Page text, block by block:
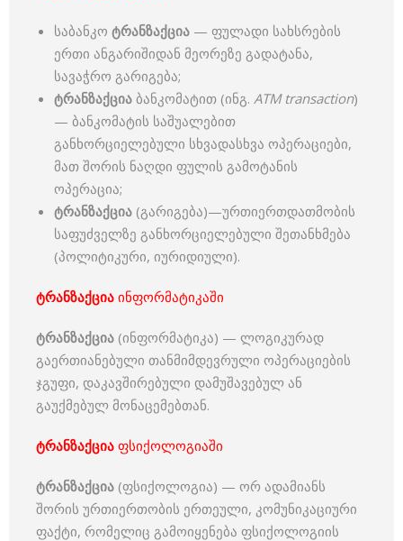
საბანკო ტრანზაქცია — ფულადი სახსრების
ერთი ანგარიშიდან მეორეზე გადატანა,
სავაჭრო გარიგება;
ტრანზაქცია ბანკომატით (ინგ. ATM transaction)
— ბანკომატის საშუალებით
განხორციელებული სხვადასხვა ოპერაციები,
მათ შორის ნაღდი ფულის გამოტანის
ოპერაცია;
ტრანზაქცია (გარიგება)—ურთიერთდათმობის
საფუძველზე განხორციელებული შეთანხმება
(პოლიტიკური, იურიდიული).
ტრანზაქცია ინფორმატიკაში
ტრანზაქცია (ინფორმატიკა) — ლოგიკურად
გაერთიანებული თანმიმდევრული ოპერაციების
ჯგუფი, დაკავშირებული დამუშავებულ ან
გაუქმებულ მონაცემებთან.
ტრანზაქცია ფსიქოლოგიაში
ტრანზაქცია (ფსიქოლოგია) — ორ ადამიანს
შორის ურთიერთობის ერთეული, კომუნიკაციური
ფაქტი, რომელიც გამოიყენება ფსიქოლოგიის